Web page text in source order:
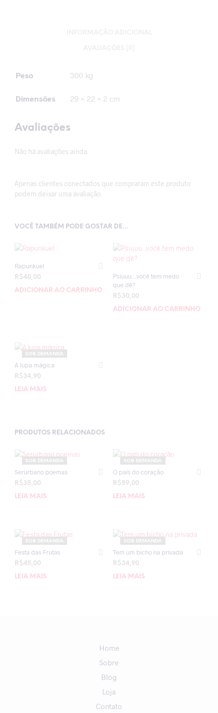
Peso 300 kg
Dimensões 29 × 22 × 2 cm
Avaliações
Não há avaliações ainda.
Apenas clientes conectados que compraram este produto
podem deixar uma avaliação.
VOCÊ TAMBÉM PODE GOSTAR DE…
Rapunkuel
R$40,00
ADICIONAR AO CARRINHO
Psiuuu…você tem medo
que dê?
R$30,00
ADICIONAR AO CARRINHO
SOB DEMANDA
A lupa mágica
R$34,90
LEIA MAIS
PRODUTOS RELACIONADOS
SOB DEMANDA
Serurbano poemas
R$35,00
LEIA MAIS
SOB DEMANDA
O país do coração
R$59,00
LEIA MAIS
SOB DEMANDA
Festa das Frutas
R$45,00
LEIA MAIS
SOB DEMANDA
Tem um bicho na privada
R$34,90
LEIA MAIS
Home
Sobre
Blog
Loja
Contato